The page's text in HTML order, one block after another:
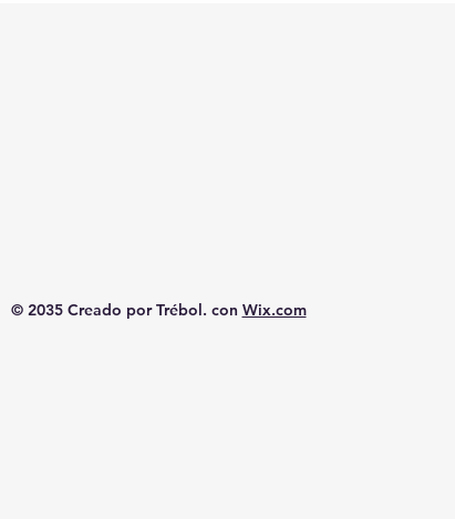
© 2035 Creado por Trébol. con Wix.com